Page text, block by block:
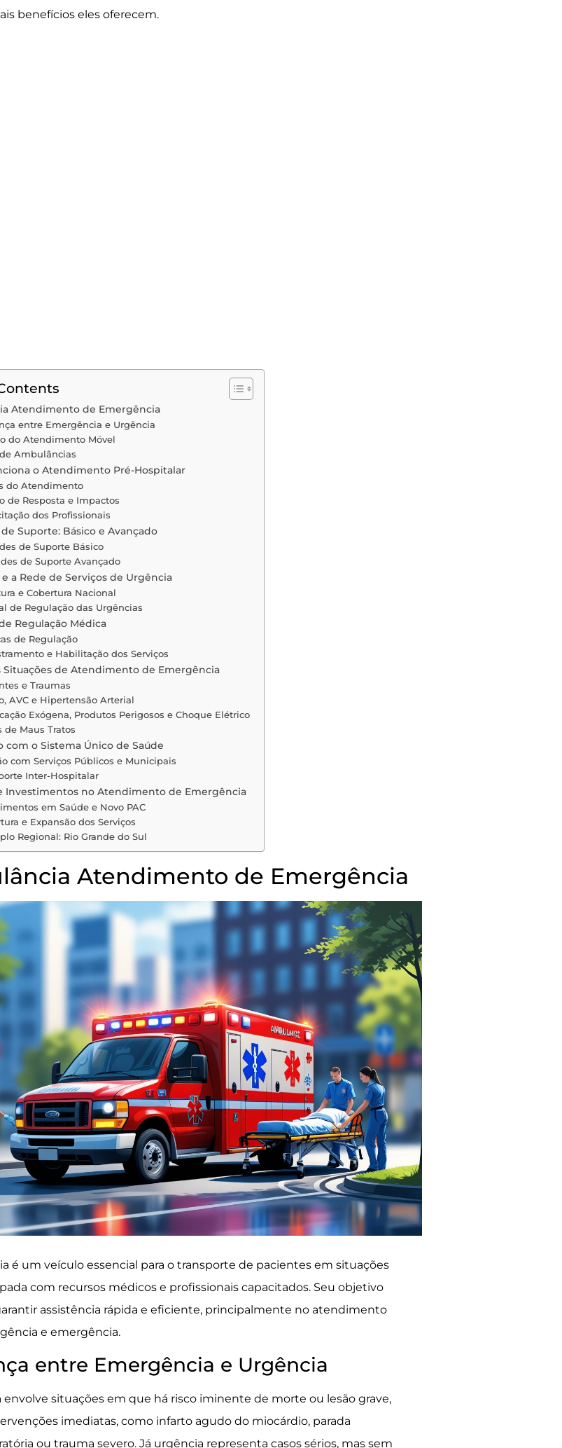
benefícios eles oferecem.
Atendimento de Emergência
entre Emergência e Urgência
do Atendimento Móvel
Ambulâncias
o Atendimento Pré-Hospitalar
do Atendimento
de Resposta e Impactos
dos Profissionais
Suporte: Básico e Avançado
de Suporte Básico
de Suporte Avançado
e a Rede de Serviços de Urgência
e Cobertura Nacional
de Regulação das Urgências
Regulação Médica
de Regulação
e Habilitação dos Serviços
Situações de Atendimento de Emergência
e Traumas
AVC e Hipertensão Arterial
Exógena, Produtos Perigosos e Choque Elétrico
de Maus Tratos
com o Sistema Único de Saúde
com Serviços Públicos e Municipais
Inter-Hospitalar
Investimentos no Atendimento de Emergência
em Saúde e Novo PAC
e Expansão dos Serviços
Regional: Rio Grande do Sul
Atendimento de Emergência
é um veículo essencial para o transporte de pacientes em situações
com recursos médicos e profissionais capacitados. Seu objetivo
assistência rápida e eficiente, principalmente no atendimento
e emergência.
entre Emergência e Urgência
envolve situações em que há risco iminente de morte ou lesão grave,
imediatas, como infarto agudo do miocárdio, parada
ou trauma severo. Já urgência representa casos sérios, mas sem